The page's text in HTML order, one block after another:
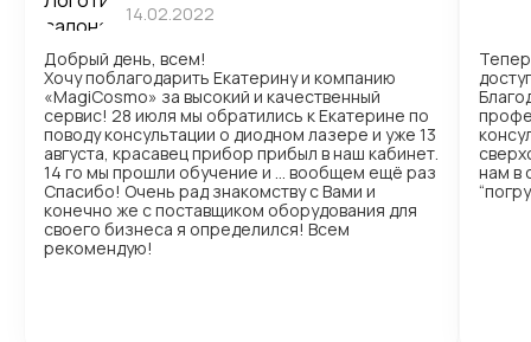
14.02.2022
Добрый день, всем!
Хочу поблагодарить Екатерину и компанию
«MagiCosmo» за высокий и качественный
сервис! 28 июля мы обратились к Екатерине по
поводу консультации о диодном лазере и уже 13
августа, красавец прибор прибыл в наш кабинет.
14 го мы прошли обучение и … вообщем ещё раз
Спасибо! Очень рад знакомству с Вами и
конечно же с поставщиком оборудования для
своего бизнеса я определился! Всем
рекомендую!
нам в